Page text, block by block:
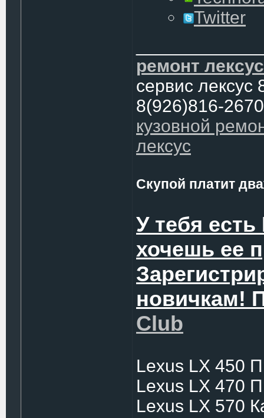
Twitter
ремонт лексус
сервис лексус
8(926)816-2670
кузовной
лексус
Скупой платит
У тебя
хочешь ее
новичкам!
Club
Lexus LX 450
Lexus LX 470
Lexus LX 570